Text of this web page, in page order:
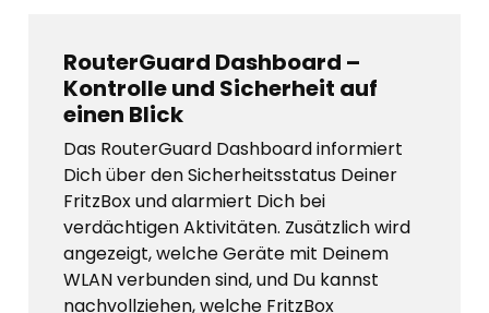
RouterGuard Dashboard –
Kontrolle und Sicherheit auf
einen Blick
Das RouterGuard Dashboard informiert
Dich über den Sicherheitsstatus Deiner
FritzBox und alarmiert Dich bei
verdächtigen Aktivitäten. Zusätzlich wird
angezeigt, welche Geräte mit Deinem
WLAN verbunden sind, und Du kannst
nachvollziehen, welche FritzBox